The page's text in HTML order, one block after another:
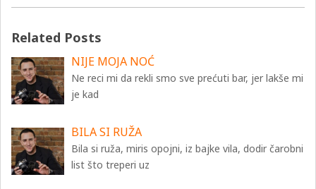
Related Posts
NIJE MOJA NOĆ
Ne reci mi da rekli smo sve prećuti bar, jer lakše mi
je kad
BILA SI RUŽA
Bila si ruža, miris opojni, iz bajke vila, dodir čarobni
list što treperi uz